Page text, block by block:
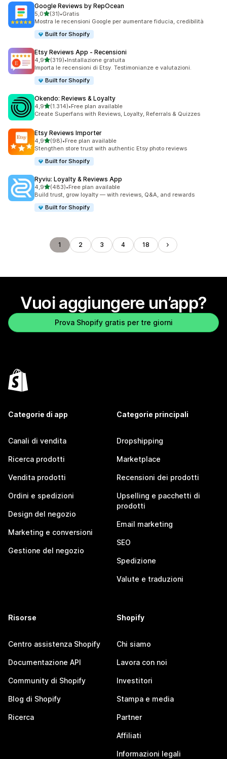
Google Reviews by RepOcean
5,0stelle su 5
(31)
31 recensioni totali
•Gratis
Mostra le recensioni Google per aumentare fiducia, credibilità
Built for Shopify
Etsy Reviews App ‑ Recensioni
4,9stelle su 5
(319)
319 recensioni totali
•Installazione gratuita
Importa le recensioni di Etsy. Testimonianze e valutazioni.
Built for Shopify
Okendo: Reviews & Loyalty
4,9stelle su 5
(1.314)
1314 recensioni totali
•Free plan available
Create Superfans with Reviews, Loyalty, Referrals & Quizzes
Etsy Reviews Importer
4,9stelle su 5
(98)
98 recensioni totali
•Free plan available
Stengthen store trust with authentic Etsy photo reviews
Built for Shopify
Ryviu: Loyalty & Reviews App
4,9stelle su 5
(483)
483 recensioni totali
•Free plan available
Build trust, grow loyalty — with reviews, Q&A, and rewards
Built for Shopify
1 2 3 4 18
Vuoi aggiungere un’app?
Prova Shopify gratis per tre giorni
Categorie di app
Canali di vendita
Ricerca prodotti
Vendita prodotti
Ordini e spedizioni
Design del negozio
Marketing e conversioni
Gestione del negozio
Categorie principali
Dropshipping
Marketplace
Recensioni dei prodotti
Upselling e pacchetti di
prodotti
Email marketing
SEO
Spedizione
Valute e traduzioni
Risorse
Centro assistenza Shopify
Documentazione API
Community di Shopify
Blog di Shopify
Ricerca
Shopify
Chi siamo
Lavora con noi
Investitori
Stampa e media
Partner
Affiliati
Informazioni legali